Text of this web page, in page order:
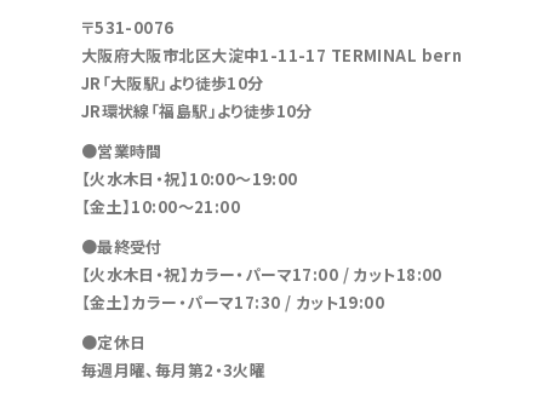
〒531-0076
大阪府大阪市北区大淀中1-11-17 TERMINAL bern
JR「大阪駅」より徒歩10分
JR環状線「福島駅」より徒歩10分
●営業時間
【火水木日・祝】10:00～19:00
【金土】10:00〜21:00
●最終受付
【火水木日・祝】カラー・パーマ17:00 / カット18:00
【金土】カラー・パーマ17:30 / カット19:00
●定休日
毎週月曜、毎月第2・3火曜